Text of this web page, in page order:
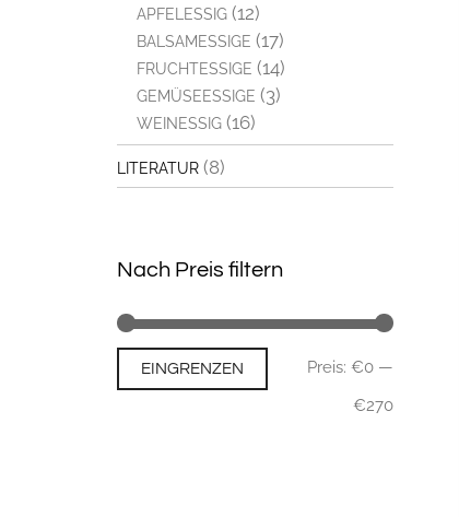
APFELESSIG (12)
BALSAMESSIGE (17)
FRUCHTESSIGE (14)
GEMÜSEESSIGE (3)
WEINESSIG (16)
LITERATUR (8)
Nach Preis filtern
Min.
Preis
Max.
Preis
EINGRENZEN Preis: €0—
€270